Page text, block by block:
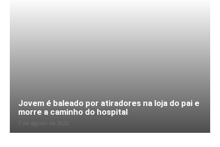
Jovem é baleado por atiradores na loja do pai e
morre a caminho do hospital
7 de agosto de 2026